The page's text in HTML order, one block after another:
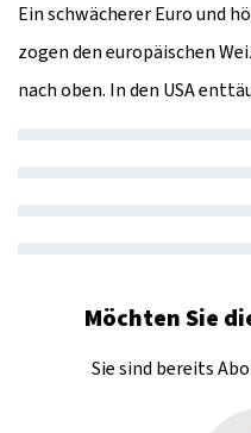
Ein schwächerer Euro und
zogen den europäischen
nach oben. In den USA
Möchten Sie
Sie sind bereits